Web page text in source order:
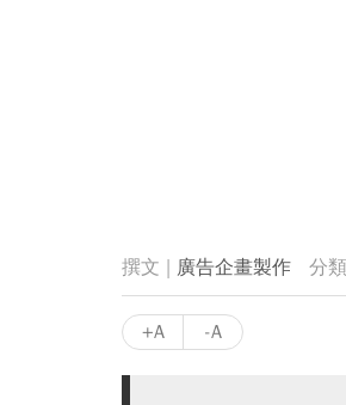
廣告企畫製作
+A -A